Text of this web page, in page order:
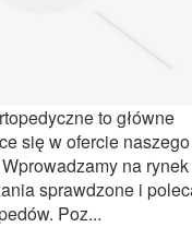
to główne
się w ofercie naszego
na rynek
sprawdzone i
Poz...